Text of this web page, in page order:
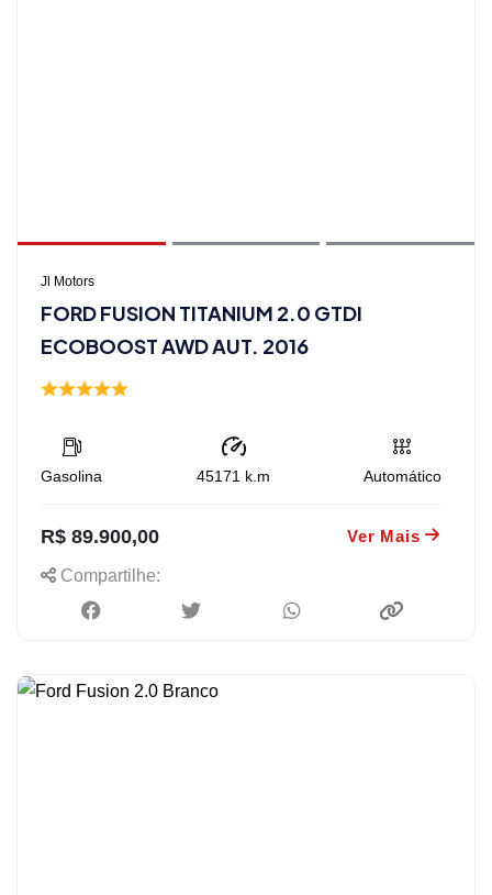
Jl Motors
FORD FUSION TITANIUM 2.0 GTDI
ECOBOOST AWD AUT. 2016
Gasolina 45171 k.m Automático
R$ 89.900,00 Ver Mais
Compartilhe: